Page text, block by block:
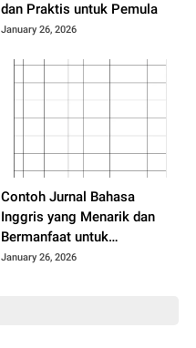
dan Praktis untuk Pemula
January 26, 2026
Contoh Jurnal Bahasa
Inggris yang Menarik dan
Bermanfaat untuk
Mahasiswa
January 26, 2026